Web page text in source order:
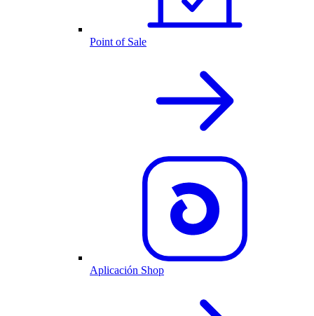
Point of Sale
Aplicación Shop